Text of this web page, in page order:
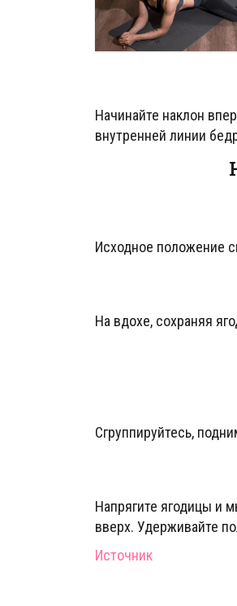
Начинайте наклон
внутренней линии
Исходное положение
На вдохе, сохраняя
Сгруппируйтесь,
Напрягите ягодицы и
вверх. Удерживайте
Источник